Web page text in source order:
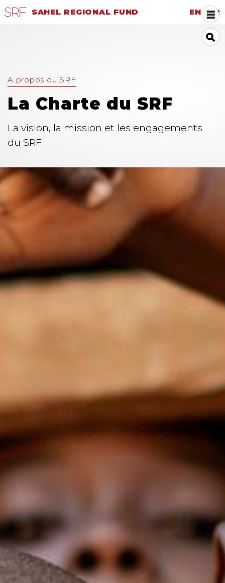
SAHEL REGIONAL FUND EN|FR
A propos du SRF
La Charte du SRF
La vision, la mission et les engagements
du SRF